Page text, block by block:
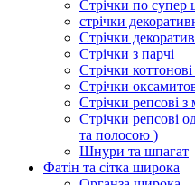
Стрічки по супер
стрічки
Стрічки
Стрічки з парчі
Стрічки
Стрічки
Стрічки репсові
Стрічки репсові
та полосою )
Шнури та шпагат
Фатін та сітка широка